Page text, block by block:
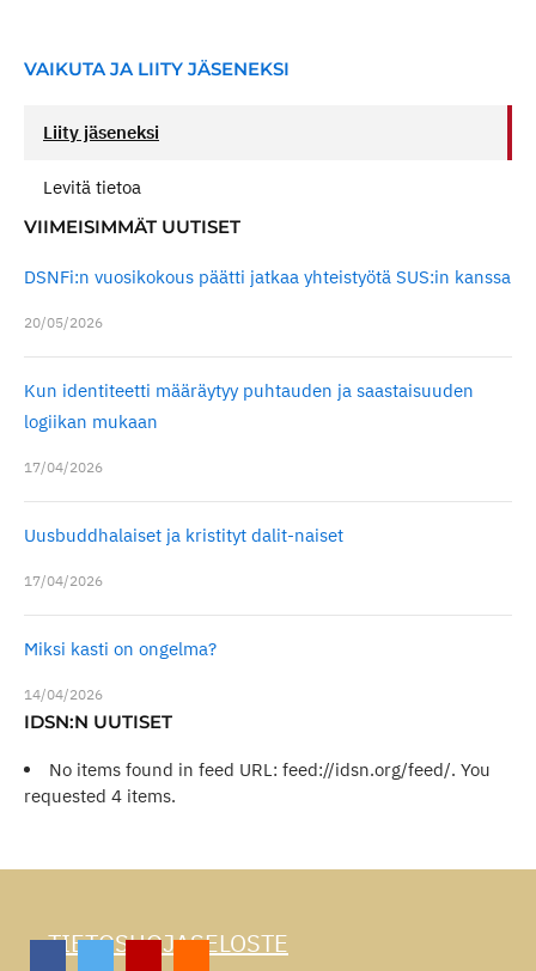
VAIKUTA JA LIITY JÄSENEKSI
Liity jäseneksi
Levitä tietoa
VIIMEISIMMÄT UUTISET
DSNFi:n vuosikokous päätti jatkaa yhteistyötä SUS:in kanssa
20/05/2026
Kun identiteetti määräytyy puhtauden ja saastaisuuden
logiikan mukaan
17/04/2026
Uusbuddhalaiset ja kristityt dalit-naiset
17/04/2026
Miksi kasti on ongelma?
14/04/2026
IDSN:N UUTISET
No items found in feed URL: feed://idsn.org/feed/. You
requested 4 items.
TIETOSUOJASELOSTE